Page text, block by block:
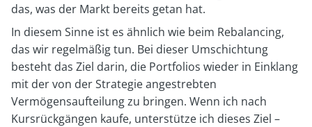
das, was der Markt bereits getan hat.
In diesem Sinne ist es ähnlich wie beim Rebalancing,
das wir regelmäßig tun. Bei dieser Umschichtung
besteht das Ziel darin, die Portfolios wieder in Einklang
mit der von der Strategie angestrebten
Vermögensaufteilung zu bringen. Wenn ich nach
Kursrückgängen kaufe, unterstütze ich dieses Ziel –